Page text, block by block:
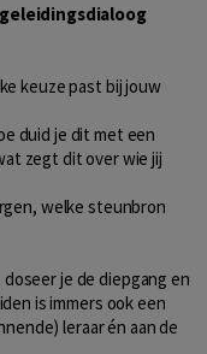
keuze past bij jouw
duid je dit met een
zegt dit over wie jij
welke steunbron
je de diepgang en
is immers ook een
leraar én aan de